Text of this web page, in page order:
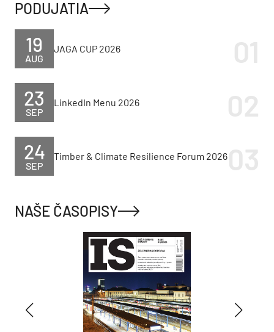
PODUJATIA
AUG
19 JAGA CUP 2026
SEP
23 LinkedIn Menu 2026
SEP
24 Timber & Climate Resilience Forum 2026
NAŠE ČASOPISY